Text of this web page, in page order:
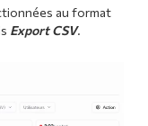
au format
Export CSV.